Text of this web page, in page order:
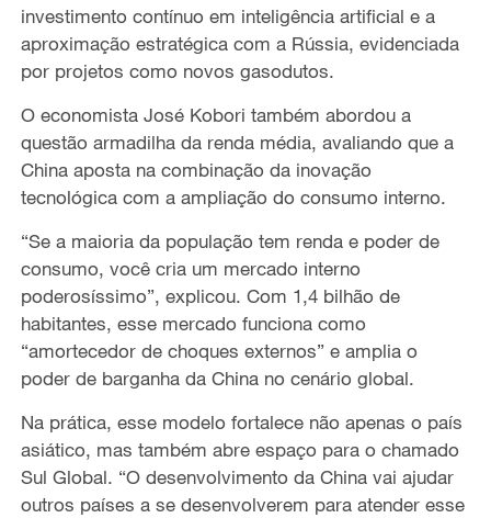
investimento contínuo em inteligência artificial e a
aproximação estratégica com a Rússia, evidenciada
por projetos como novos gasodutos.
O economista José Kobori também abordou a
questão armadilha da renda média, avaliando que a
China aposta na combinação da inovação
tecnológica com a ampliação do consumo interno.
“Se a maioria da população tem renda e poder de
consumo, você cria um mercado interno
poderosíssimo”, explicou. Com 1,4 bilhão de
habitantes, esse mercado funciona como
“amortecedor de choques externos” e amplia o
poder de barganha da China no cenário global.
Na prática, esse modelo fortalece não apenas o país
asiático, mas também abre espaço para o chamado
Sul Global. “O desenvolvimento da China vai ajudar
outros países a se desenvolverem para atender esse